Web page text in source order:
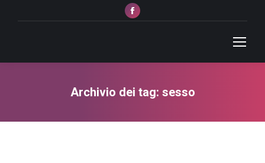
Facebook
page
window
Archivio dei tag: sesso